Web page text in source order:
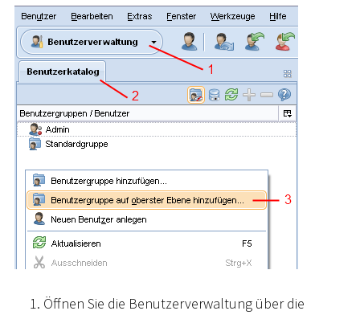
Öffnen Sie die Benutzerverwaltung über die